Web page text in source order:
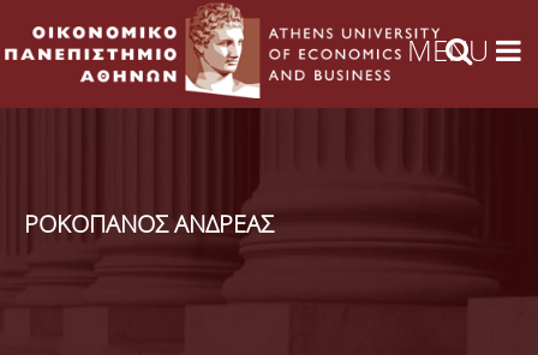
ΡΟΚΟΠΑΝΟΣ ΑΝΔΡΕΑΣ